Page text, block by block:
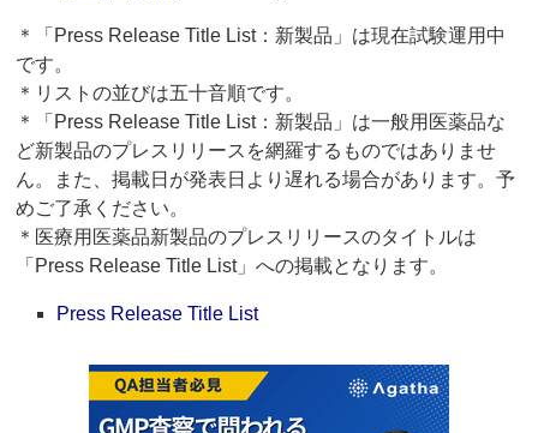
＊「Press Release Title List：新製品」は現在試験運用中
です。
＊リストの並びは五十音順です。
＊「Press Release Title List：新製品」は一般用医薬品な
ど新製品のプレスリリースを網羅するものではありませ
ん。また、掲載日が発表日より遅れる場合があります。予
めご了承ください。
＊医療用医薬品新製品のプレスリリースのタイトルは
「Press Release Title List」への掲載となります。
Press Release Title List